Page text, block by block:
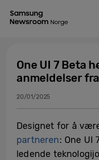
One UI 7 Beta
anmeldelser
20/01/2025
Designet for å
partneren: One UI
ledende